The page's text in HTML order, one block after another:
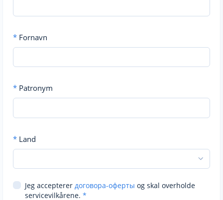
* Fornavn
* Patronym
* Land
Jeg accepterer договора-оферты og skal overholde
servicevilkårene. *